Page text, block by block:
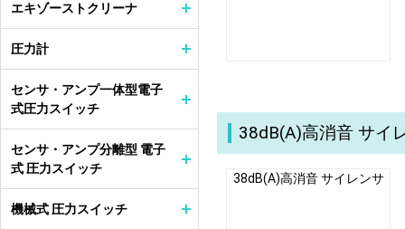
38dB(A)高消音 サイ
38dB(A)高消音 サイレンサ
エキゾーストクリーナ
圧力計
センサ・アンプ一体型電子
式圧力スイッチ
センサ・アンプ分離型 電子
式 圧力スイッチ
機械式 圧力スイッチ